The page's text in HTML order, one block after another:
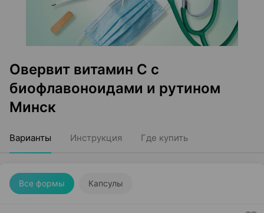
Овервит витамин C c
биофлавоноидами и рутином
Минск
Варианты Инструкция Где купить
Все формы Капсулы